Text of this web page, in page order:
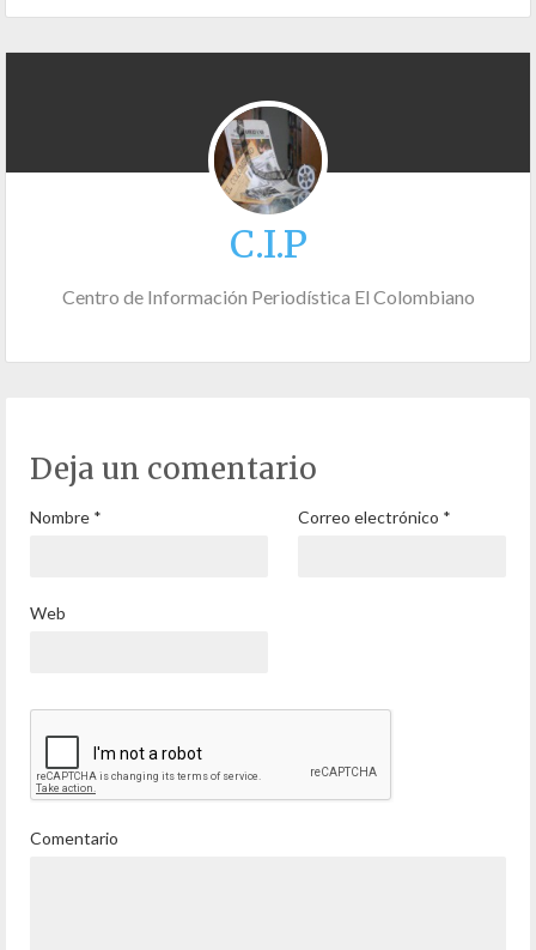
C.I.P
Centro de Información Periodística El Colombiano
Deja un comentario
Nombre * Correo electrónico *
Web
Comentario